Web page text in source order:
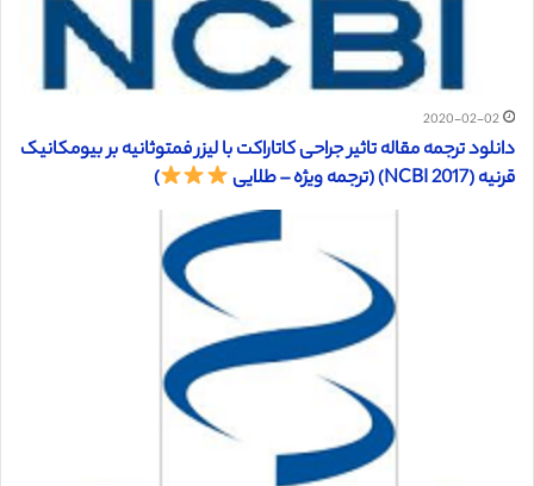
2020-02-02
دانلود ترجمه مقاله تاثیر جراحی کاتاراکت با لیزر فمتوثانیه بر بیومکانیک
قرنیه (NCBI 2017) (ترجمه ویژه – طلایی
)